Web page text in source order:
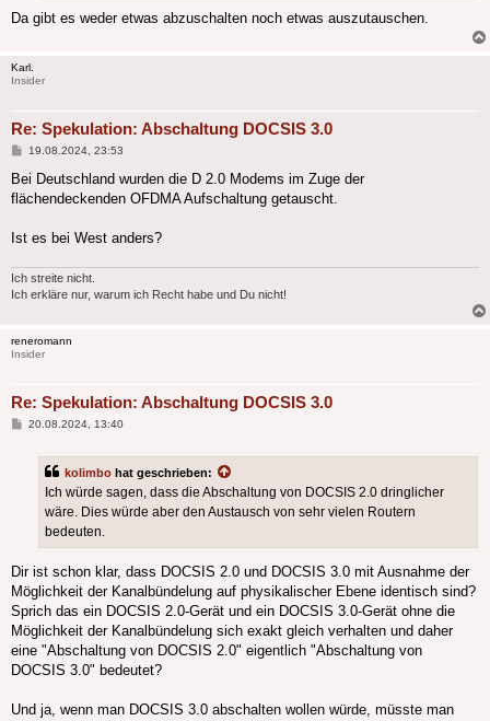
Da gibt es weder etwas abzuschalten noch etwas auszutauschen.
Karl.
Insider
Re: Spekulation: Abschaltung DOCSIS 3.0
Beitrag
19.08.2024, 23:53
Bei Deutschland wurden die D 2.0 Modems im Zuge der
flächendeckenden OFDMA Aufschaltung getauscht.
Ist es bei West anders?
Ich streite nicht.
Ich erkläre nur, warum ich Recht habe und Du nicht!
reneromann
Insider
Re: Spekulation: Abschaltung DOCSIS 3.0
Beitrag
20.08.2024, 13:40
kolimbo hat geschrieben:
Ich würde sagen, dass die Abschaltung von DOCSIS 2.0 dringlicher
wäre. Dies würde aber den Austausch von sehr vielen Routern
bedeuten.
Dir ist schon klar, dass DOCSIS 2.0 und DOCSIS 3.0 mit Ausnahme der
Möglichkeit der Kanalbündelung auf physikalischer Ebene identisch sind?
Sprich das ein DOCSIS 2.0-Gerät und ein DOCSIS 3.0-Gerät ohne die
Möglichkeit der Kanalbündelung sich exakt gleich verhalten und daher
eine "Abschaltung von DOCSIS 2.0" eigentlich "Abschaltung von
DOCSIS 3.0" bedeutet?
Und ja, wenn man DOCSIS 3.0 abschalten wollen würde, müsste man